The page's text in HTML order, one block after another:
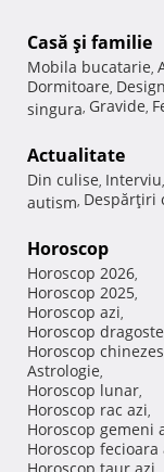
Casă şi familie
Mobila bucatarie,
Dormitoare,
singura, Gravide,
Actualitate
Din culise, Interviu,
autism, Despărţiri
Horoscop
Horoscop 2026,
Horoscop 2025,
Horoscop azi,
Horoscop dragoste
Horoscop
Astrologie,
Horoscop lunar,
Horoscop rac azi,
Horoscop gemeni
Horoscop fecioara